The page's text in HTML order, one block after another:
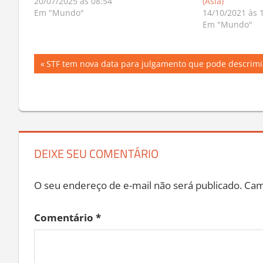
Em "Mundo"
14/10/2021 às
Em "Mundo"
Navegação
Post
Previous
Post:
STF tem nova data para julgamento que pode
DEIXE SEU COMENTÁRIO
O seu endereço de e-mail não será publicado.
Comentário *